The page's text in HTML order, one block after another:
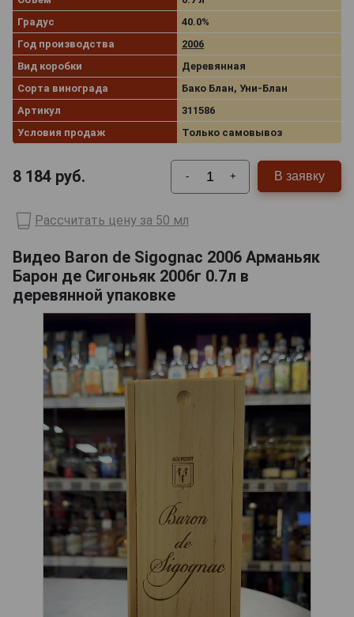
Градус
40.0%
Год производства
2006
Вид коробки
Деревянная
Сорта винограда
Бако Блан, Уни-Блан
Артикул
311586
Условия продаж
Только самовывоз
8 184 руб. - + В заявку
Рассчитать цену за 50 мл
Видео Baron de Sigognac 2006 Арманьяк
Барон де Сигоньяк 2006г 0.7л в
деревянной упаковке